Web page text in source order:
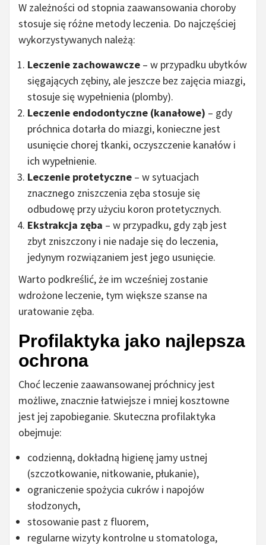
W zależności od stopnia zaawansowania choroby
stosuje się różne metody leczenia. Do najczęściej
wykorzystywanych należą:
Leczenie zachowawcze – w przypadku ubytków
sięgających zębiny, ale jeszcze bez zajęcia miazgi,
stosuje się wypełnienia (plomby).
Leczenie endodontyczne (kanałowe) – gdy
próchnica dotarła do miazgi, konieczne jest
usunięcie chorej tkanki, oczyszczenie kanałów i
ich wypełnienie.
Leczenie protetyczne – w sytuacjach
znacznego zniszczenia zęba stosuje się
odbudowę przy użyciu koron protetycznych.
Ekstrakcja zęba – w przypadku, gdy ząb jest
zbyt zniszczony i nie nadaje się do leczenia,
jedynym rozwiązaniem jest jego usunięcie.
Warto podkreślić, że im wcześniej zostanie
wdrożone leczenie, tym większe szanse na
uratowanie zęba.
Profilaktyka jako najlepsza
ochrona
Choć leczenie zaawansowanej próchnicy jest
możliwe, znacznie łatwiejsze i mniej kosztowne
jest jej zapobieganie. Skuteczna profilaktyka
obejmuje:
codzienną, dokładną higienę jamy ustnej
(szczotkowanie, nitkowanie, płukanie),
ograniczenie spożycia cukrów i napojów
słodzonych,
stosowanie past z fluorem,
regularne wizyty kontrolne u stomatologa,